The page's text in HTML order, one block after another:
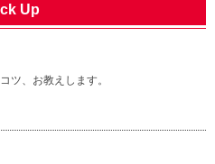
Up
ツ、お教えします。